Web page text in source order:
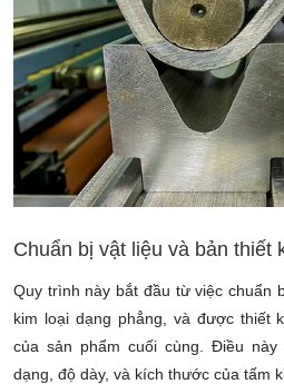
Chuẩn bị vật liệu và bản thiết
Quy trình này bắt đầu từ việc chuẩn
kim loại dạng phẳng, và được thiết
của sản phẩm cuối cùng. Điều
dạng, độ dày, và kích thước của tấm